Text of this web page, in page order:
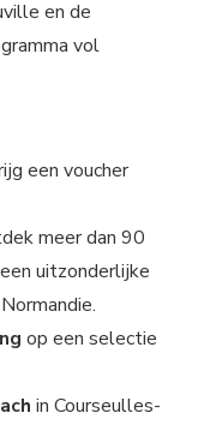
en de
vol
een voucher
meer dan 90
uitzonderlijke
op een selectie
in Courseulles-